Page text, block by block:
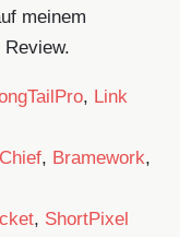
meinem
, Link
, Bramework,
, ShortPixel